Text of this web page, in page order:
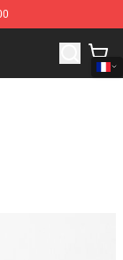
Merchandise